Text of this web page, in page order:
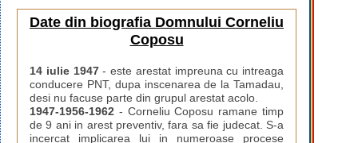
Date din biografia Domnului Corneliu
Coposu
14 iulie 1947- este arestat impreuna cu intreaga
conducere PNT, dupa inscenarea de la Tamadau,
desi nu facuse parte din grupul arestat acolo.
1947-1956-1962 - Corneliu Coposu ramane timp
de 9 ani in arest preventiv, fara sa fie judecat. S-a
incercat implicarea lui in numeroase procese